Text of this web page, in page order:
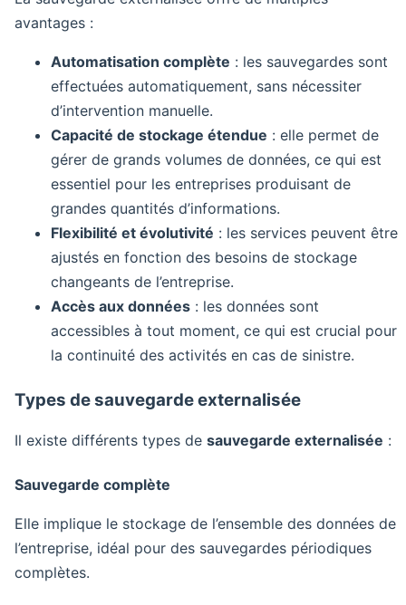
avantages :
Automatisation complète : les sauvegardes sont
effectuées automatiquement, sans nécessiter
d’intervention manuelle.
Capacité de stockage étendue : elle permet de
gérer de grands volumes de données, ce qui est
essentiel pour les entreprises produisant de
grandes quantités d’informations.
Flexibilité et évolutivité : les services peuvent être
ajustés en fonction des besoins de stockage
changeants de l’entreprise.
Accès aux données : les données sont
accessibles à tout moment, ce qui est crucial pour
la continuité des activités en cas de sinistre.
Types de sauvegarde externalisée
Il existe différents types de sauvegarde externalisée :
Sauvegarde complète
Elle implique le stockage de l’ensemble des données de
l’entreprise, idéal pour des sauvegardes périodiques
complètes.